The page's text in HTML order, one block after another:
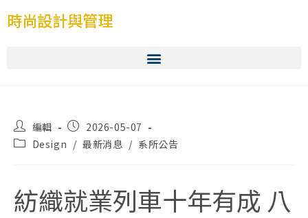
時尚設計與管理
編輯
2026-05-07
Design / 最新消息 / 系所公告
紡織就業列車十年有成 八